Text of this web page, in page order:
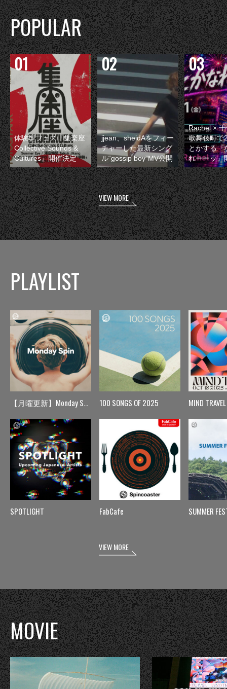
POPULAR
体験型フェス『集楽座
Collective Sounds &
Cultures』開催決定
jjean、sheidAをフィー
チャーした最新シング
ル“gossip boy”MV公開
Rachel ×
歌舞伎町で
とかする『
れーーッ』
VIEW MORE
PLAYLIST
【月曜更新】Monday Spin
SPOTLIGHT
100 SONGS OF 2025
FabCafe
MIND TRAVEL
SUMMER
VIEW MORE
MOVIE